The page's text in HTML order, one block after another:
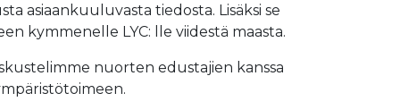
asiaankuuluvasta tiedosta. Lisäksi se
kymmenelle LYC: lle viidestä maasta.
nuorten edustajien kanssa